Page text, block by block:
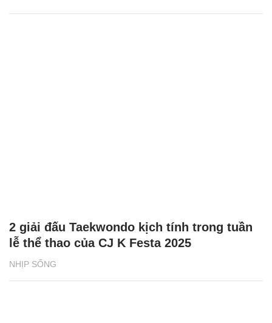
NHỊP SỐNG
2 giải đấu Taekwondo kịch tính trong tuần
lễ thể thao của CJ K Festa 2025